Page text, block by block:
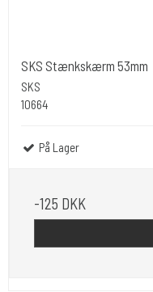
SKS Stænkskærm 53mm
SKS
10664
På Lager
-125 DKK